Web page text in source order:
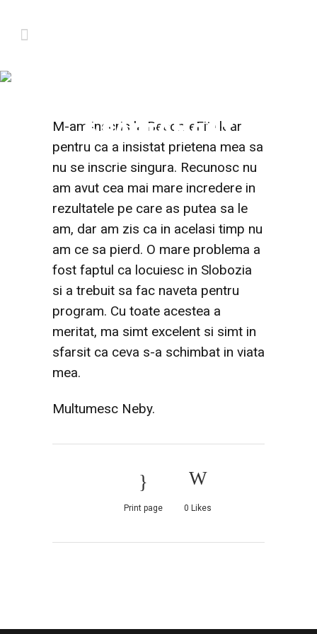
6 SAPTAMANI
M-am inscris la BecomeFit doar
pentru ca a insistat prietena mea sa
nu se inscrie singura. Recunosc nu
am avut cea mai mare incredere in
rezultatele pe care as putea sa le
am, dar am zis ca in acelasi timp nu
am ce sa pierd. O mare problema a
fost faptul ca locuiesc in Slobozia
si a trebuit sa fac naveta pentru
program. Cu toate acestea a
meritat, ma simt excelent si simt in
sfarsit ca ceva s-a schimbat in viata
mea.
Multumesc Neby.
Print page 0 Likes